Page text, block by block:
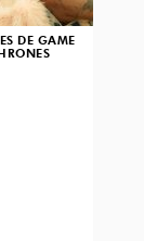
DE GAME